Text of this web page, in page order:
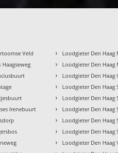
Veld
Irenebuurt
› Loodgieter Den Haag
› Loodgieter Den Haag
› Loodgieter Den Haag
› Loodgieter Den Haag
› Loodgieter Den Haag
› Loodgieter Den Haag
› Loodgieter Den Haag
› Loodgieter Den Haag
› Loodgieter Den